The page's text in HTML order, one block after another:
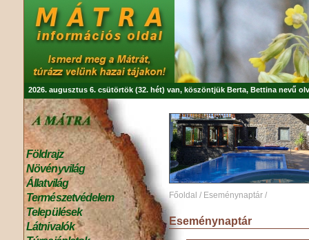
2026. augusztus 6. csütörtök (32. hét) van, köszöntjük Berta, Bettina nevű
Földrajz
Növényvilág
Állatvilág
Természetvédelem
Települések
Látnivalók
Főoldal / Eseménynaptár /
Eseménynaptár